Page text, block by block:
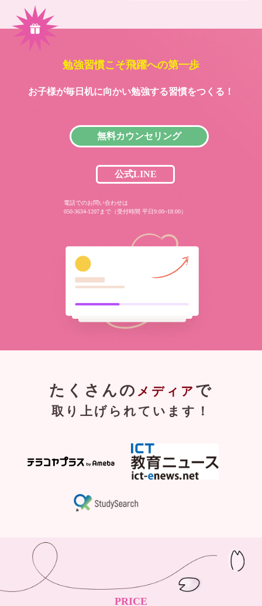
勉強習慣こそ飛躍への第一歩
お子様が毎日机に向かい勉強する習慣をつくる！
無料カウンセリング
公式LINE
電話でのお問い合わせは
050-3634-1207まで（受付時間 平日9:00~18:00）
たくさんの メディア で
取り上げられています！
PRICE